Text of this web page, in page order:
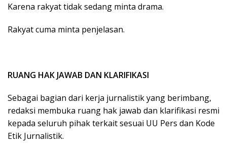
Karena rakyat tidak sedang minta drama.
Rakyat cuma minta penjelasan.
RUANG HAK JAWAB DAN KLARIFIKASI
Sebagai bagian dari kerja jurnalistik yang berimbang,
redaksi membuka ruang hak jawab dan klarifikasi resmi
kepada seluruh pihak terkait sesuai UU Pers dan Kode
Etik Jurnalistik.